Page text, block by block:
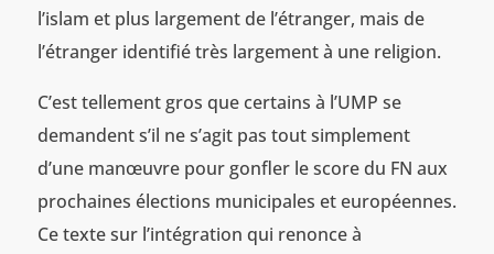
l’islam et plus largement de l’étranger, mais de
l’étranger identifié très largement à une religion.
C’est tellement gros que certains à l’UMP se
demandent s’il ne s’agit pas tout simplement
d’une manœuvre pour gonfler le score du FN aux
prochaines élections municipales et européennes.
Ce texte sur l’intégration qui renonce à